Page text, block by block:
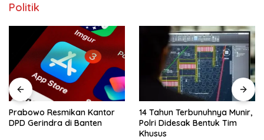
Politik
Prabowo Resmikan Kantor
DPD Gerindra di Banten
14 Tahun Terbunuhnya Munir,
Polri Didesak Bentuk Tim
Khusus